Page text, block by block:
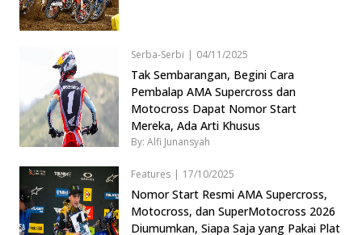
Serba-Serbi | 04/11/2025
Tak Sembarangan, Begini Cara
Pembalap AMA Supercross dan
Motocross Dapat Nomor Start
Mereka, Ada Arti Khusus
By: Alfi Junansyah
Features | 17/10/2025
Nomor Start Resmi AMA Supercross,
Motocross, dan SuperMotocross 2026
Diumumkan, Siapa Saja yang Pakai Plat